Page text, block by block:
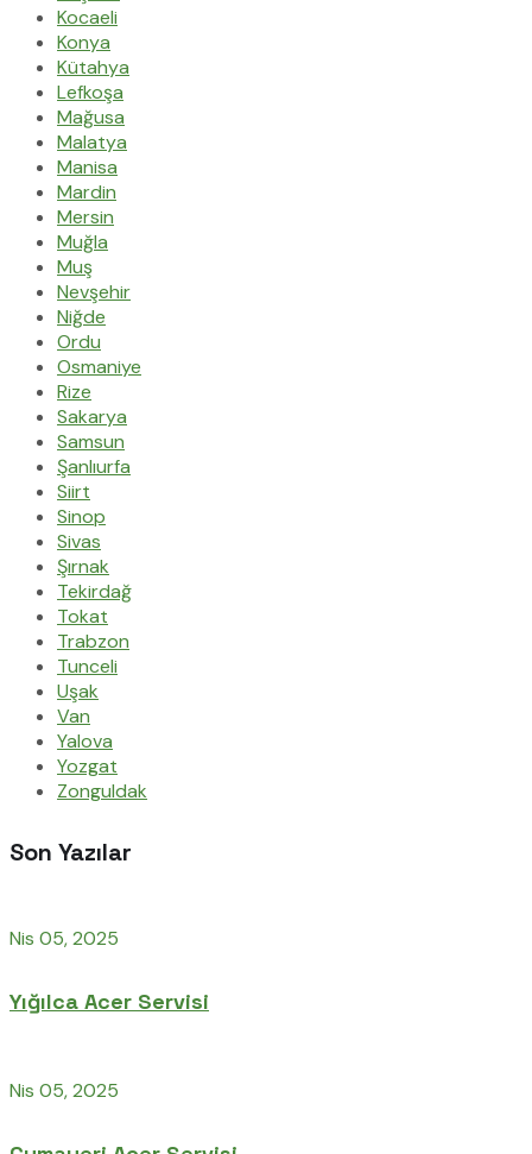
Kocaeli
Konya
Kütahya
Lefkoşa
Mağusa
Malatya
Manisa
Mardin
Mersin
Muğla
Muş
Nevşehir
Niğde
Ordu
Osmaniye
Rize
Sakarya
Samsun
Şanlıurfa
Siirt
Sinop
Sivas
Şırnak
Tekirdağ
Tokat
Trabzon
Tunceli
Uşak
Van
Yalova
Yozgat
Zonguldak
Son Yazılar
Nis 05, 2025
Yığılca Acer Servisi
Nis 05, 2025